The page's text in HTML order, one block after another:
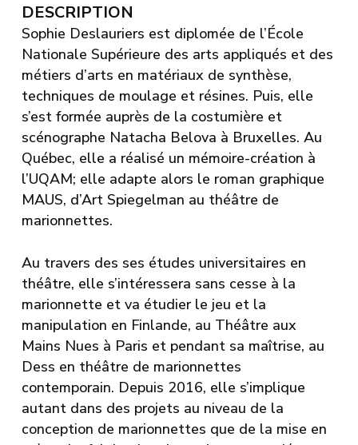
DESCRIPTION
Sophie Deslauriers est diplomée de l’École
Nationale Supérieure des arts appliqués et des
métiers d’arts en matériaux de synthèse,
techniques de moulage et résines. Puis, elle
s’est formée auprès de la costumière et
scénographe Natacha Belova à Bruxelles. Au
Québec, elle a réalisé un mémoire-création à
l’UQAM; elle adapte alors le roman graphique
MAUS, d’Art Spiegelman au théâtre de
marionnettes.
Au travers des ses études universitaires en
théâtre, elle s’intéressera sans cesse à la
marionnette et va étudier le jeu et la
manipulation en Finlande, au Théâtre aux
Mains Nues à Paris et pendant sa maîtrise, au
Dess en théâtre de marionnettes
contemporain. Depuis 2016, elle s’implique
autant dans des projets au niveau de la
conception de marionnettes que de la mise en